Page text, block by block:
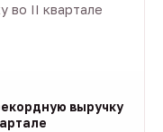
во II квартале
выручку